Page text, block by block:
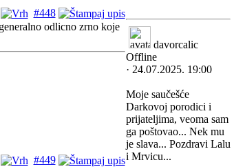
#448
odlicno zrno koje
#449
davorcalic
Offline
· 24.07.2025. 19:00
Moje saučešće
Darkovoj porodici i
prijateljima, veoma sam
ga poštovao... Nek mu
je slava... Pozdravi Lalu
i Mrvicu...